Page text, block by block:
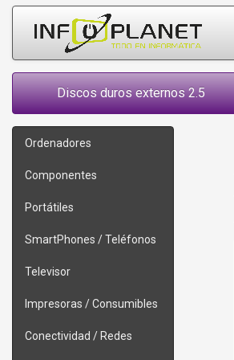
Discos duros externos 2.5
Ordenadores
Componentes
Portátiles
SmartPhones / Teléfonos
Televisor
Impresoras / Consumibles
Conectividad / Redes